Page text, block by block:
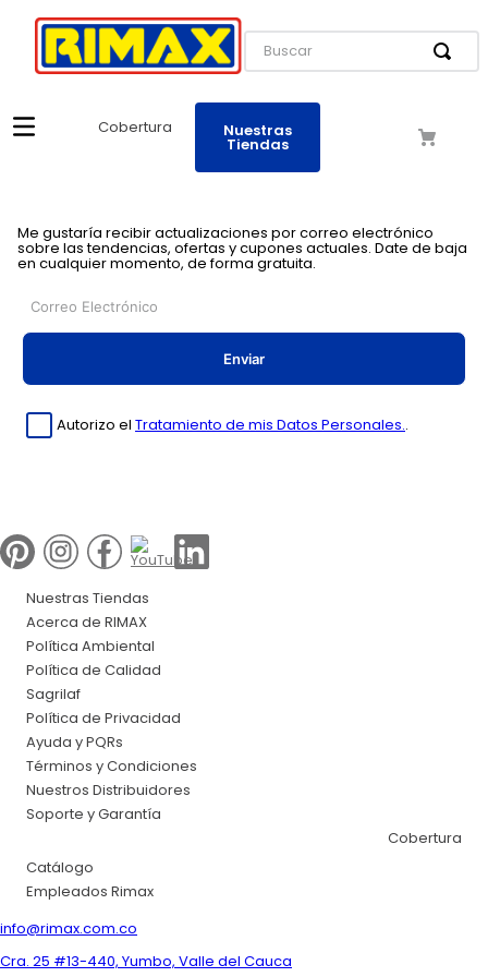
Buscar
Cobertura Nuestras
Tiendas
Me gustaría recibir actualizaciones por correo electrónico
sobre las tendencias, ofertas y cupones actuales. Date de baja
en cualquier momento, de forma gratuita.
Enviar
Autorizo el Tratamiento de mis Datos Personales..
Nuestras Tiendas
Acerca de RIMAX
Política Ambiental
Política de Calidad
Sagrilaf
Política de Privacidad
Ayuda y PQRs
Términos y Condiciones
Nuestros Distribuidores
Soporte y Garantía
Cobertura
Catálogo
Empleados Rimax
info@rimax.com.co
Cra. 25 #13-440, Yumbo, Valle del Cauca